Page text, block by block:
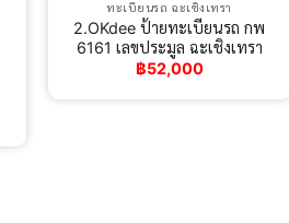
ทะเบียนรถ ฉะเชิงเทรา
2.OKdee ป้ายทะเบียนรถ กพ
6161 เลขประมูล ฉะเชิงเทรา
฿52,000